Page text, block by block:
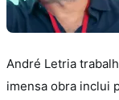
André Letria
imensa obra inclui